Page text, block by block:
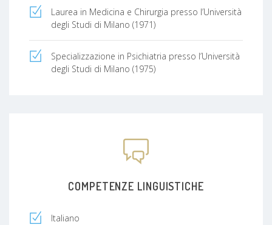
Laurea in Medicina e Chirurgia presso l’Università
degli Studi di Milano (1971)
Specializzazione in Psichiatria presso l’Università
degli Studi di Milano (1975)
COMPETENZE LINGUISTICHE
Italiano